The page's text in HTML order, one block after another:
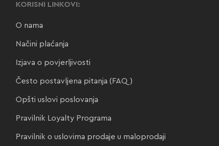
KORISNI LINKOVI:
O nama
Načini plaćanja
Izjava o povjerljivosti
Često postavljena pitanja (FAQ)
Opšti uslovi poslovanja
Pravilnik Loyalty Programa
Pravilnik o uslovima prodaje u maloprodaji